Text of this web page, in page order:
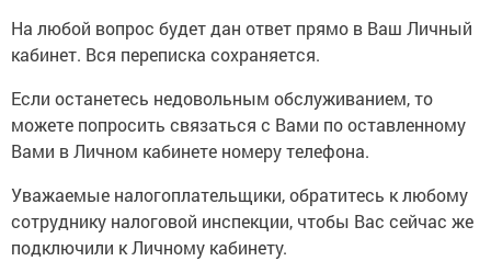
На любой вопрос будет дан ответ прямо в Ваш Личный
кабинет. Вся переписка сохраняется.
Если останетесь недовольным обслуживанием, то
можете попросить связаться с Вами по оставленному
Вами в Личном кабинете номеру телефона.
Уважаемые налогоплательщики, обратитесь к любому
сотруднику налоговой инспекции, чтобы Вас сейчас же
подключили к Личному кабинету.